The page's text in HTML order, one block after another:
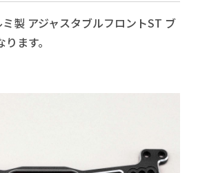
製 アジャスタブルフロントST ブ
ます。